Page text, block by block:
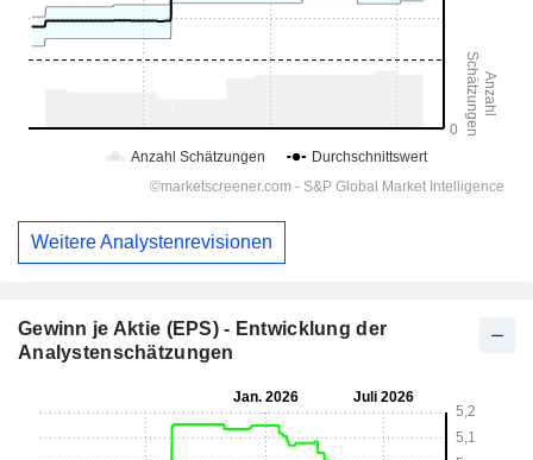
Weitere Analystenrevisionen
Gewinn je Aktie (EPS) - Entwicklung der
Analystenschätzungen